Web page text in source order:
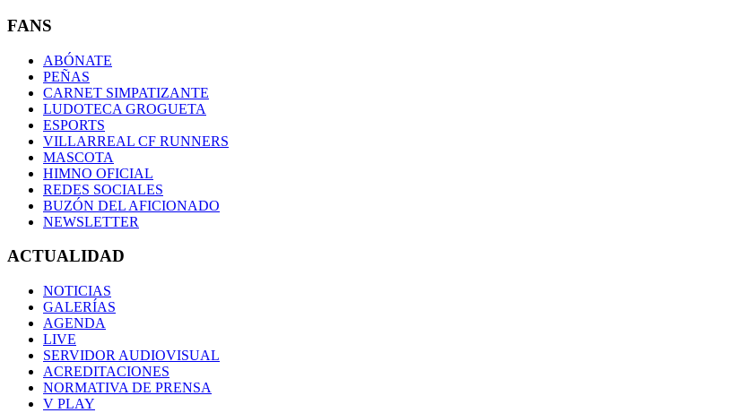
FANS
ABÓNATE
PEÑAS
CARNET SIMPATIZANTE
LUDOTECA GROGUETA
ESPORTS
VILLARREAL CF RUNNERS
MASCOTA
HIMNO OFICIAL
REDES SOCIALES
BUZÓN DEL AFICIONADO
NEWSLETTER
ACTUALIDAD
NOTICIAS
GALERÍAS
AGENDA
LIVE
SERVIDOR AUDIOVISUAL
ACREDITACIONES
NORMATIVA DE PRENSA
V PLAY